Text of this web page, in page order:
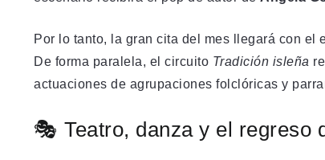
Por lo tanto, la gran cita del mes llegará con el
De forma paralela, el circuito Tradición isleña
actuaciones de agrupaciones folclóricas y
🎭 Teatro, danza y el regreso